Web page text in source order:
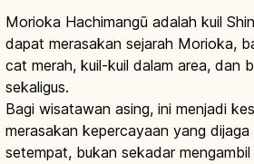
Morioka Hachimangū adalah kuil
dapat merasakan sejarah Morioka,
cat merah, kuil-kuil dalam area, dan
sekaligus.
Bagi wisatawan asing, ini menjadi
merasakan kepercayaan yang
setempat, bukan sekadar